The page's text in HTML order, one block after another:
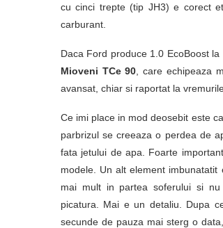
cu cinci trepte (tip JH3) e corect
carburant.
Daca Ford produce 1.0 EcoBoost
Mioveni TCe 90 , care echipeaza
avansat, chiar si raportat la
Ce imi place in mod deosebit este ca
parbrizul se creeaza o perdea de
fata jetului de apa. Foarte
modele. Un alt element
mai mult in partea soferului si
picatura. Mai e un detaliu. Dupa
secunde de pauza mai sterg o